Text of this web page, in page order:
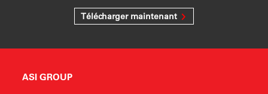
Télécharger maintenant
ASI GROUP